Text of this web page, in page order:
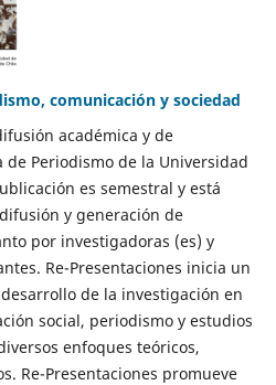
comunicación y sociedad
académica y de
de Periodismo de la Universidad
es semestral y está
y generación de
por investigadoras (es) y
Re-Presentaciones inicia un
de la investigación en
social, periodismo y estudios
enfoques teóricos,
Re-Presentaciones promueve